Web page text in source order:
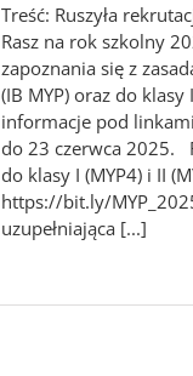
Treść: Ruszyła
Rasz na rok szkolny
zapoznania się z
(IB MYP) oraz do klasy
informacje pod
do 23 czerwca 2025.
do klasy I (MYP4) i II
https://bit.ly/
uzupełniająca [...]